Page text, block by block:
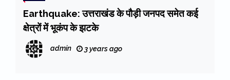
Earthquake: उत्तराखंड के पौड़ी जनपद समेत कई
क्षेत्रों में भूकंप के झटके
admin 3 years ago